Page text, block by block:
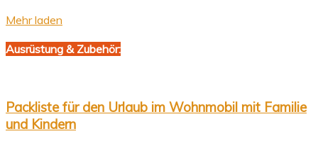
Mehr laden
Ausrüstung & Zubehör:
Packliste für den Urlaub im Wohnmobil mit Familie
und Kindern